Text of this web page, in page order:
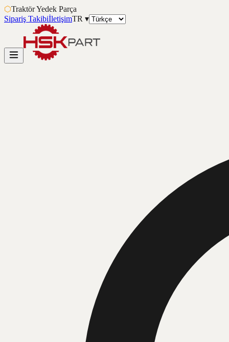
⬡Traktör Yedek Parça
Sipariş TakibiİletişimTR ▾